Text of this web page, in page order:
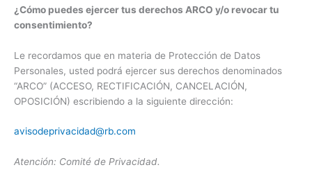
¿Cómo puedes ejercer tus derechos ARCO y/o revocar tu
consentimiento?
Le recordamos que en materia de Protección de Datos
Personales, usted podrá ejercer sus derechos denominados
“ARCO” (ACCESO, RECTIFICACIÓN, CANCELACIÓN,
OPOSICIÓN) escribiendo a la siguiente dirección:
avisodeprivacidad@rb.com
Atención: Comité de Privacidad.